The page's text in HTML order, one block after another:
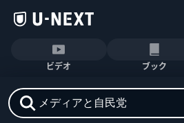
ビデオ ブック